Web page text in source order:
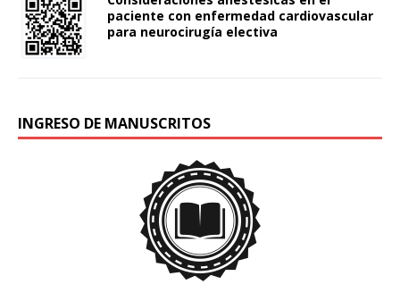
paciente con enfermedad cardiovascular
para neurocirugía electiva
INGRESO DE MANUSCRITOS